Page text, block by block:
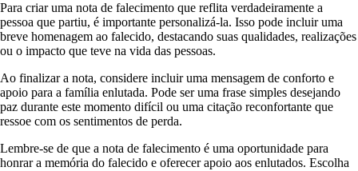
Para criar uma nota de falecimento que reflita verdadeiramente a
pessoa que partiu, é importante personalizá-la. Isso pode incluir uma
breve homenagem ao falecido, destacando suas qualidades, realizações
ou o impacto que teve na vida das pessoas.
Ao finalizar a nota, considere incluir uma mensagem de conforto e
apoio para a família enlutada. Pode ser uma frase simples desejando
paz durante este momento difícil ou uma citação reconfortante que
ressoe com os sentimentos de perda.
Lembre-se de que a nota de falecimento é uma oportunidade para
honrar a memória do falecido e oferecer apoio aos enlutados. Escolha